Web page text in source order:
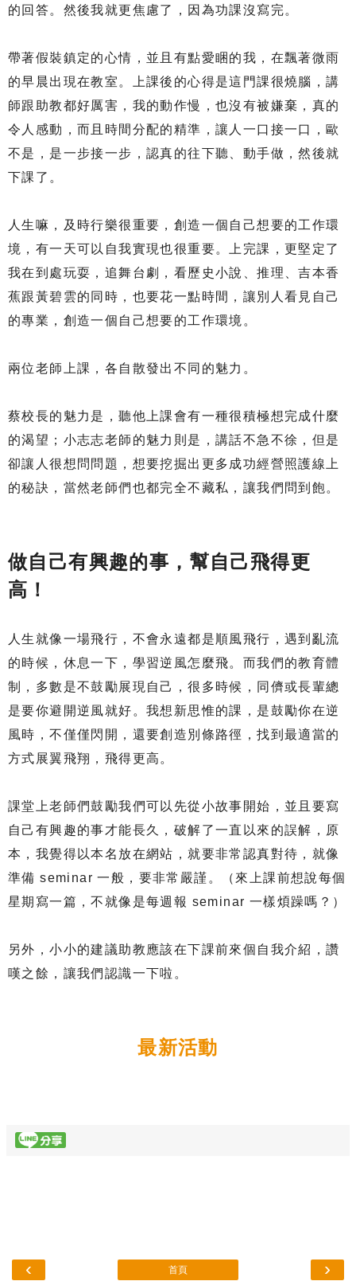
的回答。然後我就更焦慮了，因為功課沒寫完。
帶著假裝鎮定的心情，並且有點愛睏的我，在飄著微雨
的早晨出現在教室。上課後的心得是這門課很燒腦，講
師跟助教都好厲害，我的動作慢，也沒有被嫌棄，真的
令人感動，而且時間分配的精準，讓人一口接一口，歐
不是，是一步接一步，認真的往下聽、動手做，然後就
下課了。
人生嘛，及時行樂很重要，創造一個自己想要的工作環
境，有一天可以自我實現也很重要。上完課，更堅定了
我在到處玩耍，追舞台劇，看歷史小說、推理、吉本香
蕉跟黃碧雲的同時，也要花一點時間，讓別人看見自己
的專業，創造一個自己想要的工作環境。
兩位老師上課，各自散發出不同的魅力。
蔡校長的魅力是，聽他上課會有一種很積極想完成什麼
的渴望；小志志老師的魅力則是，講話不急不徐，但是
卻讓人很想問問題，想要挖掘出更多成功經營照護線上
的秘訣，當然老師們也都完全不藏私，讓我們問到飽。
做自己有興趣的事，幫自己飛得更
高！
人生就像一場飛行，不會永遠都是順風飛行，遇到亂流
的時候，休息一下，學習逆風怎麼飛。而我們的教育體
制，多數是不鼓勵展現自己，很多時候，同儕或長輩總
是要你避開逆風就好。我想新思惟的課，是鼓勵你在逆
風時，不僅僅閃開，還要創造別條路徑，找到最適當的
方式展翼飛翔，飛得更高。
課堂上老師們鼓勵我們可以先從小故事開始，並且要寫
自己有興趣的事才能長久，破解了一直以來的誤解，原
本，我覺得以本名放在網站，就要非常認真對待，就像
準備 seminar 一般，要非常嚴謹。（來上課前想說每個
星期寫一篇，不就像是每週報 seminar 一樣煩躁嗎？）
另外，小小的建議助教應該在下課前來個自我介紹，讚
嘆之餘，讓我們認識一下啦。
最新活動
‹ ›
首頁